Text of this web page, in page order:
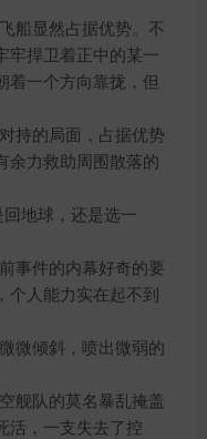
显然占据优势。不
牢捍卫着正中的某一
着一个方向靠拢，但
的局面，占据优势
余力救助周围散落的
地球，还是选一
件的内幕好奇的要
个人能力实在起不到
倾斜，喷出微弱的
队的莫名暴乱掩盖
活，一支失去了控